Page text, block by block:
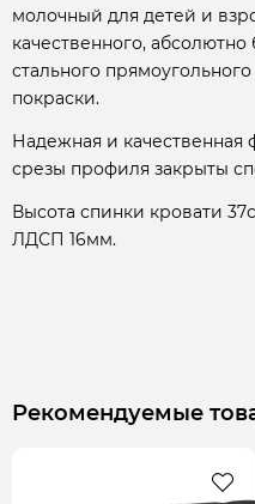
молочный для детей и
качественного,
стального
покраски.
Надежная и качественная
срезы профиля закрыты
Высота спинки кровати
ЛДСП 16мм.
Рекомендуемые